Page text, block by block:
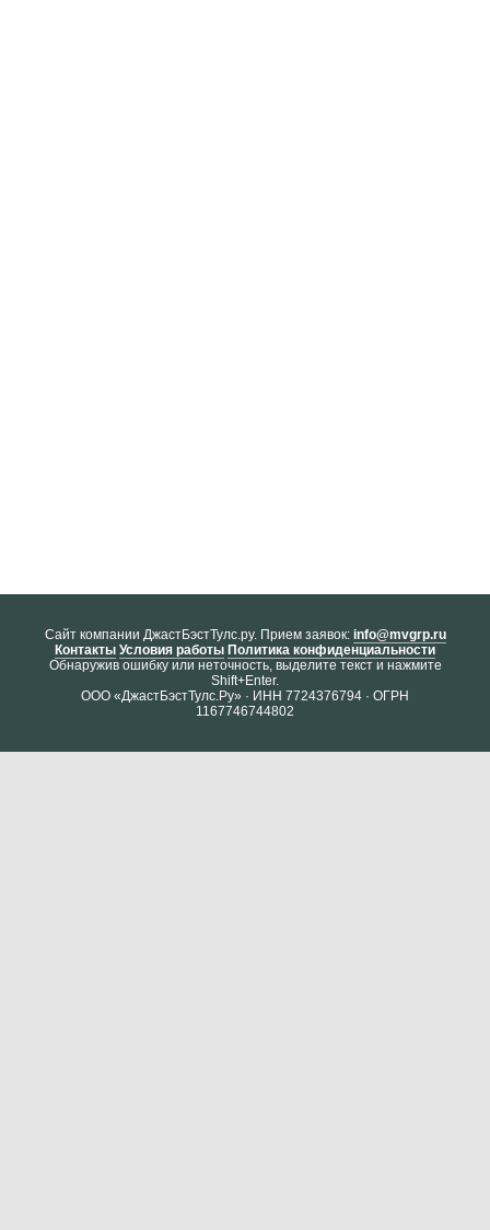
Cайт компании ДжастБэстТулс.ру. Прием заявок: info@mvgrp.ru
Контакты Условия работы Политика конфиденциальности
Обнаружив ошибку или неточность, выделите текст и нажмите
Shift+Enter.
ООО «ДжастБэстТулс.Ру» · ИНН 7724376794 · ОГРН
1167746744802